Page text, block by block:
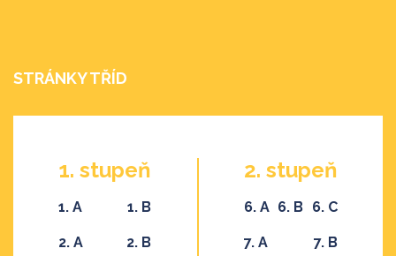
STRÁNKY TŘÍD
1. stupeň
1. A 1. B
2. A 2. B
2. stupeň
6. A 6. B 6. C
7. A 7. B